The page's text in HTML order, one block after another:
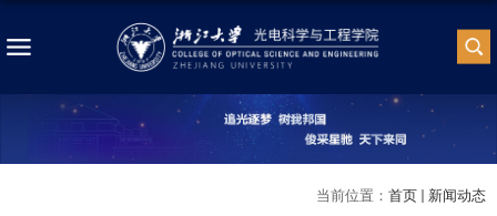
当前位置： 首页 新闻动态